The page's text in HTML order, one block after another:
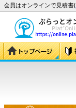
会員はオンラインで見積書(